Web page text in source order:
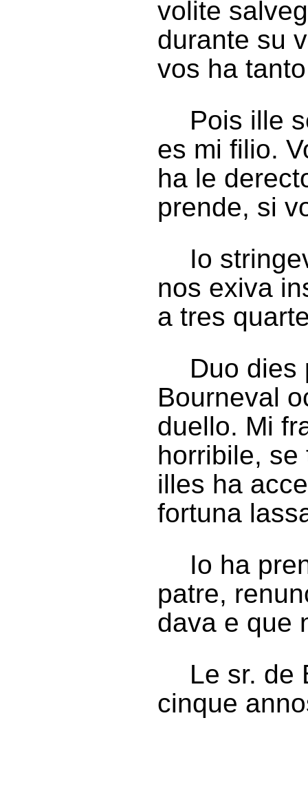
volite
durante su
vos ha
Pois ille
es mi filio.
ha le
prende, si
Io
nos exiva
a tres
Duo dies
Bourneval
duello. Mi
horribile,
illes ha
fortuna
Io ha
patre,
dava e que
Le sr. de
cinque